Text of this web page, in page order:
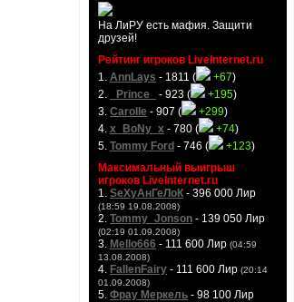
На ЛиРУ есть мафия. Защити
друзей!
Рейтинг игроков LiveInternet.ru
1. AnnLays - 1811 ( +67)
2.
_Prince_ - 923 ( +195)
3. Carolle - 907 ( +299)
4. x_BoNy_x - 780 ( +74)
5. Tommy Ford - 746 ( +123)
Максимальный выигрыш
игроков LiveInternet.ru
1. SeXyАнГеЛоК - 396 000 Лир
(18:59 19.08.2008)
2. Tommy_Jonson - 139 050 Лир
(02:19 01.09.2008)
3. Mello666 - 111 600 Лир (04:59
13.08.2008)
4. FallenFairy - 111 600 Лир (20:14
01.09.2008)
5. Фрау Меркель - 98 100 Лир